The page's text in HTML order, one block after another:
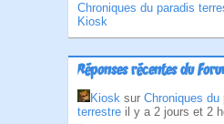
Chroniques du paradis
Kiosk
Réponses récentes du
Kiosk sur Chroniques du
terrestre il y a 2 jours et 2